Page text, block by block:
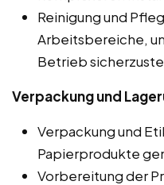
Reinigung und
Arbeitsbereiche,
Betrieb
Verpackung und
Verpackung und
Papierprodukte
Vorbereitung der